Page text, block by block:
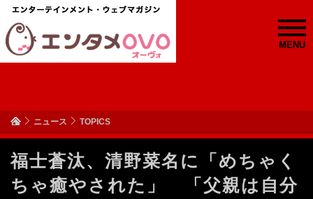
MENU
ニュース TOPICS
福士蒼汰、清野菜名に「めちゃく
ちゃ癒やされた」 「父親は自分